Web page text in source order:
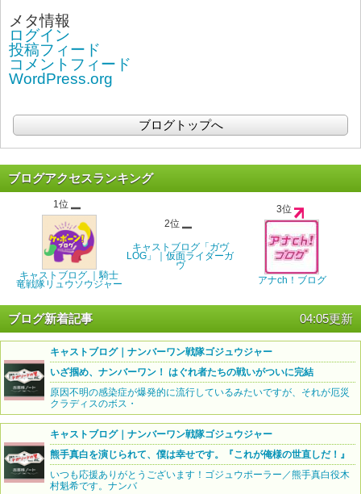
メタ情報
ログイン
投稿フィード
コメントフィード
WordPress.org
ブログトップへ
ブログアクセスランキング
1位
キャストブログ ｜騎士
竜戦隊リュウソウジャー
2位
キャストブログ「ガヴ
LOG」｜仮面ライダーガ
ヴ
3位
アナch！ブログ
ブログ新着記事 04:05更新
キャストブログ｜ナンバーワン戦隊ゴジュウジャー
いざ掴め、ナンバーワン！ はぐれ者たちの戦いがついに完結
原因不明の感染症が爆発的に流行しているみたいですが、それが厄災
クラディスのボス・
キャストブログ｜ナンバーワン戦隊ゴジュウジャー
熊手真白を演じられて、僕は幸せです。『これが俺様の世直しだ！』
いつも応援ありがとうございます！ゴジュウポーラー／熊手真白役木
村魁希です。ナンバ